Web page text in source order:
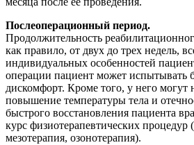
Послеоперационный период.
Продолжительность
как правило, от двух до трех недель,
индивидуальных особенностей
операции пациент может испытывать
дискомфорт. Кроме того, у него могут
повышение температуры тела и
быстрого восстановления пациента
курс физиотерапевтических
мезотерапия, озонотерапия).